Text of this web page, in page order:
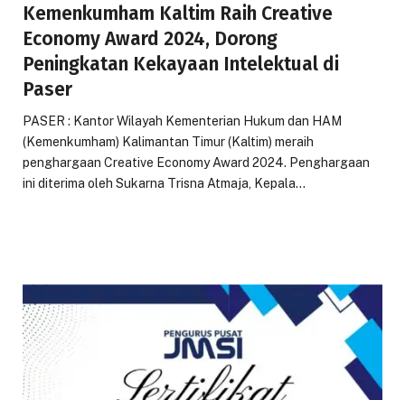
Kemenkumham Kaltim Raih Creative
Economy Award 2024, Dorong
Peningkatan Kekayaan Intelektual di
Paser
PASER : Kantor Wilayah Kementerian Hukum dan HAM
(Kemenkumham) Kalimantan Timur (Kaltim) meraih
penghargaan Creative Economy Award 2024. Penghargaan
ini diterima oleh Sukarna Trisna Atmaja, Kepala…